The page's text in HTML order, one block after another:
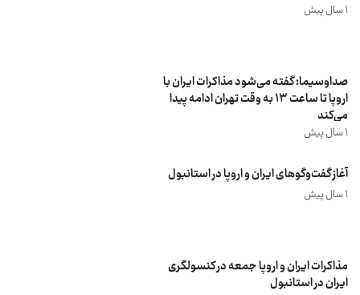
1 سال پیش
صداوسیما: گفته می‌شود مذاکرات ایران با
اروپا تا ساعت ۱۳ به وقت تهران ادامه پیدا
می‌کند
1 سال پیش
آغاز گفت‌وگوهای ایران و اروپا در استانبول
1 سال پیش
مذاکرات ایران و اروپا جمعه در کنسولگری
ایران در استانبول